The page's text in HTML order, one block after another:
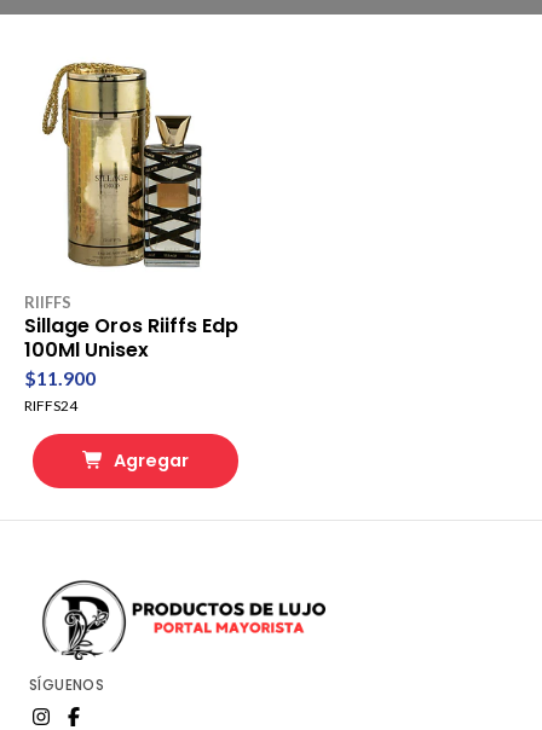
RIIFFS
Sillage Oros Riiffs Edp
100Ml Unisex
$11.900
RIFFS24
Agregar
SÍGUENOS